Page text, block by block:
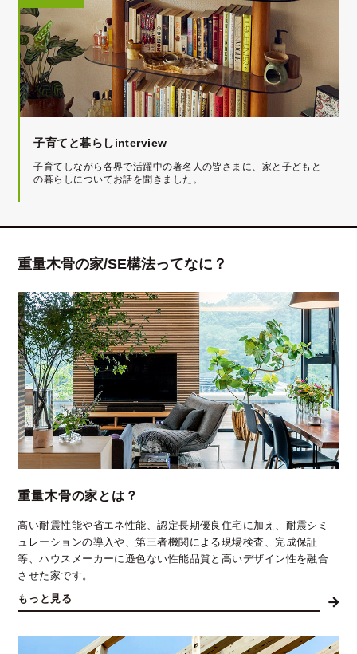
子育てと暮らしinterview
子育てしながら各界で活躍中の著名人の皆さまに、家と子どもと
の暮らしについてお話を聞きました。
重量木骨の家/SE構法ってなに？
重量木骨の家とは？
高い耐震性能や省エネ性能、認定長期優良住宅に加え、耐震シミ
ュレーションの導入や、第三者機関による現場検査、完成保証
等、ハウスメーカーに遜色ない性能品質と高いデザイン性を融合
させた家です。
もっと見る